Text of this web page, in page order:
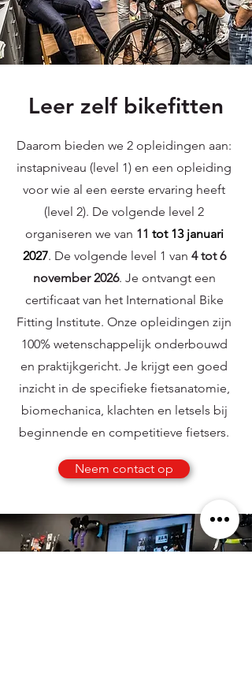
Leer zelf bikefitten
Daarom bieden we 2 opleidingen aan:
instapniveau (level 1) en een opleiding
voor wie al een eerste ervaring heeft
(level 2). De volgende level 2
organiseren we van 11 tot 13 januari
2027. De volgende level 1 van 4 tot 6
november 2026. Je ontvangt een
certificaat van het International Bike
Fitting Institute. Onze opleidingen zijn
100% wetenschappelijk onderbouwd
en praktijkgericht. Je krijgt een goed
inzicht in de specifieke fietsanatomie,
biomechanica, klachten en letsels bij
beginnende en competitieve fietsers.
Neem contact op